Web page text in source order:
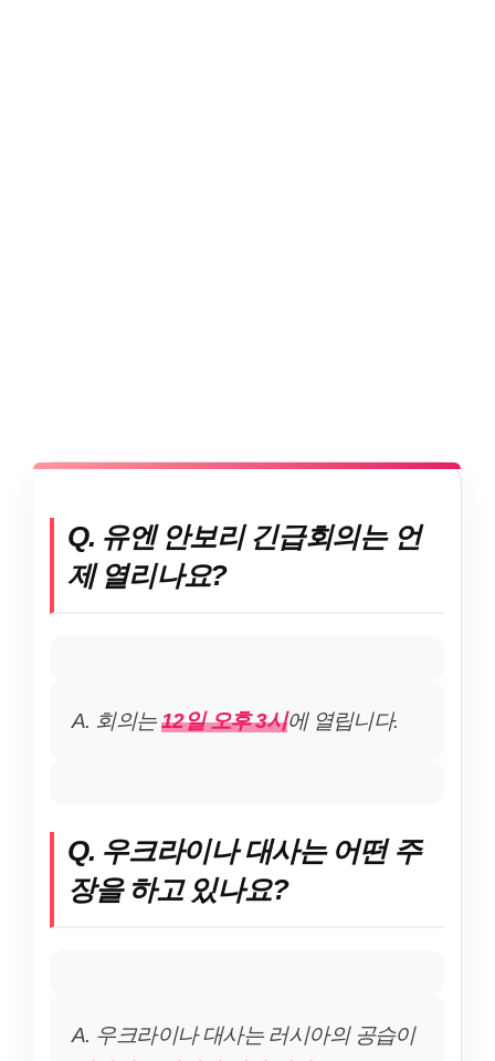
Q. 유엔 안보리 긴급회의는 언
제 열리나요?
A. 회의는12일 오후 3시에 열립니다.
Q. 우크라이나 대사는 어떤 주
장을 하고 있나요?
A. 우크라이나 대사는 러시아의 공습이